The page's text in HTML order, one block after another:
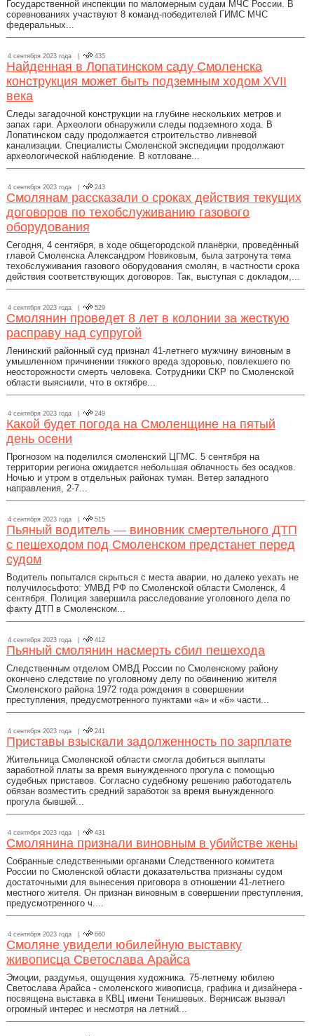
Государственной инспекции по маломерным судам МЧС России. В
соревнованиях участвуют 8 команд-победителей ГИМС МЧС
федеральных...
4 сентября 2023 года | 435
Найденная в Лопатинском саду Смоленска
конструкция может быть подземным ходом XVII
века
Следы загадочной конструкции на глубине нескольких метров и
запах гари. Археологи обнаружили следы подземного хода. В
Лопатинском саду продолжается строительство ливневой
канализации. Специалисты Смоленской экспедиции продолжают
археологической наблюдение. В котловане...
4 сентября 2023 года | 243
Смолянам рассказали о сроках действия текущих
договоров по техобслуживанию газового
оборудования
Сегодня, 4 сентября, в ходе общегородской планёрки, проведённый
главой Смоленска Александром Новиковым, была затронута тема
техобслуживания газового оборудования смолян, в частности срока
действия соответствующих договоров. Так, выступая с докладом,...
4 сентября 2023 года | 529
Смолянин проведет 8 лет в колонии за жесткую
расправу над супругой
Ленинский районный суд признал 41-летнего мужчину виновным в
умышленном причинении тяжкого вреда здоровью, повлекшего по
неосторожности смерть человека. Сотрудники СКР по Смоленской
области выяснили, что в октябре...
4 сентября 2023 года | 249
Какой будет погода на Смоленщине на пятый
день осени
Прогнозом на поделился смоленский ЦГМС. 5 сентября на
территории региона ожидается небольшая облачность без осадков.
Ночью и утром в отдельных районах туман. Ветер западного
направления, 2-7...
4 сентября 2023 года | 515
Пьяный водитель — виновник смертельного ДТП
с пешеходом под Смоленском предстанет перед
судом
Водитель попытался скрыться с места аварии, но далеко уехать не
получилосьфото: УМВД РФ по Смоленской области Смоленск, 4
сентября. Полиция завершила расследование уголовного дела по
факту ДТП в Смоленском...
4 сентября 2023 года | 412
Пьяный смолянин насмерть сбил пешехода
Следственным отделом ОМВД России по Смоленскому району
окончено следствие по уголовному делу по обвинению жителя
Смоленского района 1972 года рождения в совершении
преступления, предусмотренного пунктами «а» и «б» части...
4 сентября 2023 года | 241
Приставы взыскали задолженность по зарплате
Жительница Смоленской области смогла добиться выплаты
заработной платы за время вынужденного прогула с помощью
судебных приставов. Согласно судебному решению работодатель
обязан возместить средний заработок за время вынужденного
прогула бывшей...
4 сентября 2023 года | 431
Смолянина признали виновным в убийстве жены
Собранные следственными органами Следственного комитета
России по Смоленской области доказательства признаны судом
достаточными для вынесения приговора в отношении 41-летнего
местного жителя. Он признан виновным в совершении преступления,
предусмотренного ч....
4 сентября 2023 года | 660
Смоляне увидели юбилейную выставку
живописца Светослава Арайса
Эмоции, раздумья, ощущения художника. 75-летнему юбилею
Светослава Арайса - смоленского живописца, графика и дизайнера -
посвящена выставка в КВЦ имени Тенишевых. Вернисаж вызвал
огромный интерес и несмотря на летний...